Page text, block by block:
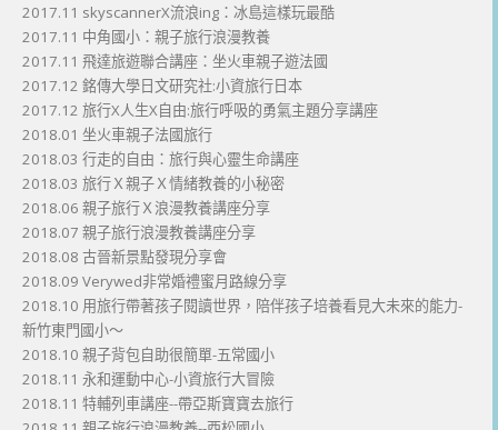
2017.11 skyscannerX流浪ing：冰島這樣玩最酷
2017.11 中角國小：親子旅行浪漫教養
2017.11 飛達旅遊聯合講座：坐火車親子遊法國
2017.12 銘傳大學日文研究社:小資旅行日本
2017.12 旅行X人生X自由:旅行呼吸的勇氣主題分享講座
2018.01 坐火車親子法國旅行
2018.03 行走的自由：旅行與心靈生命講座
2018.03 旅行Ｘ親子Ｘ情緒教養的小秘密
2018.06 親子旅行Ｘ浪漫教養講座分享
2018.07 親子旅行浪漫教養講座分享
2018.08 古晉新景點發現分享會
2018.09 Verywed非常婚禮蜜月路線分享
2018.10 用旅行帶著孩子閱讀世界，陪伴孩子培養看見大未來的能力-
新竹東門國小～
2018.10 親子背包自助很簡單-五常國小
2018.11 永和運動中心-小資旅行大冒險
2018.11 特輔列車講座--帶亞斯寶寶去旅行